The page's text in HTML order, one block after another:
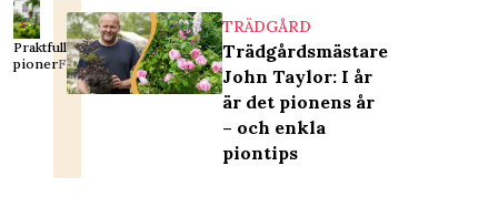
Praktfulla
pionerFoto: Karin Wildheim
TRÄDGÅRD
Trädgårdsmästare
John Taylor: I år
är det pionens år
– och enkla
piontips